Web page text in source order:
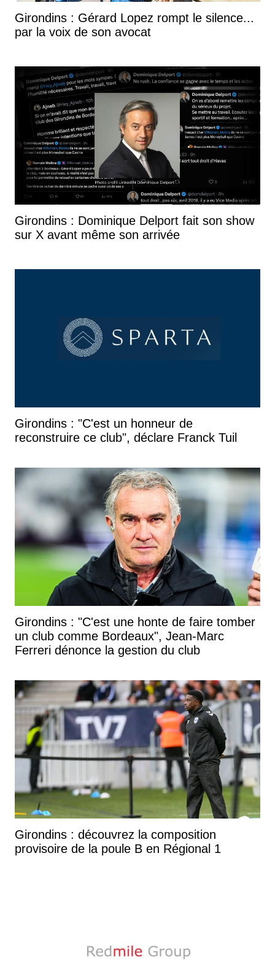
Girondins : Gérard Lopez rompt le silence...
par la voix de son avocat
Girondins : Dominique Delport fait son show
sur X avant même son arrivée
Girondins : "C'est un honneur de
reconstruire ce club", déclare Franck Tuil
Girondins : "C'est une honte de faire tomber
un club comme Bordeaux", Jean-Marc
Ferreri dénonce la gestion du club
Girondins : découvrez la composition
provisoire de la poule B en Régional 1